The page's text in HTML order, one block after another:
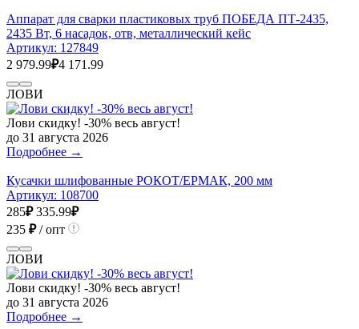
Аппарат для сварки пластиковых труб ПОБЕДА ПТ-2435,
2435 Вт, 6 насадок, отв, металлический кейс
Артикул: 127849
2 979.99₽4 171.99
ЛОВИ
Лови скидку! -30% весь август!
до 31 августа 2026
Подробнее →
Кусачки шлифованные РОКОТ/ЕРМАК, 200 мм
Артикул: 108700
285₽ 335.99₽
235 ₽/ опт
ЛОВИ
Лови скидку! -30% весь август!
до 31 августа 2026
Подробнее →